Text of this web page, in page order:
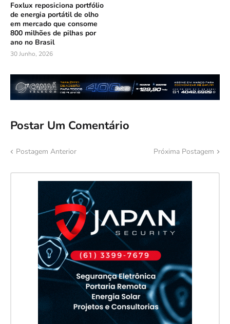
Foxlux reposiciona portfólio
de energia portátil de olho
em mercado que consome
800 milhões de pilhas por
ano no Brasil
30 Junho, 2026
Postar Um Comentário
Postagem Anterior Próxima Postagem